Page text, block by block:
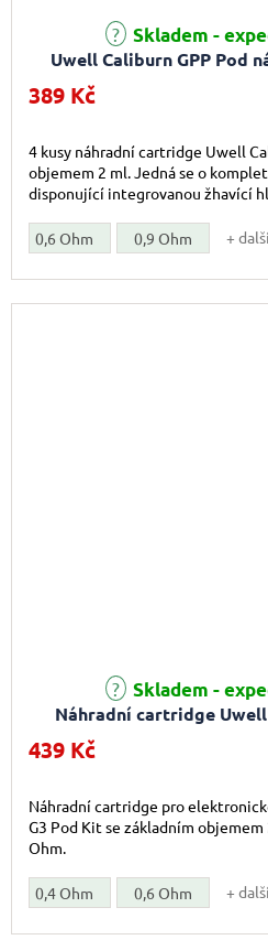
Uwell Caliburn GPP Pod
Skladem -
389 Kč
4 kusy náhradní cartridge Uwell
objemem 2 ml. Jedná se o
disponující integrovanou žhavící
0,6 Ohm 0,9 Ohm + další
Náhradní cartridge Uwell
Skladem -
439 Kč
Náhradní cartridge pro
G3 Pod Kit se základním
Ohm.
0,4 Ohm 0,6 Ohm + další